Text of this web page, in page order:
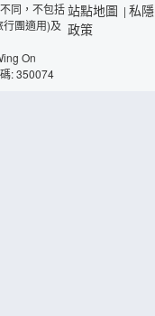
同，不包括
團適用)及
On
: 350074
站點地圖 | 私隱
政策